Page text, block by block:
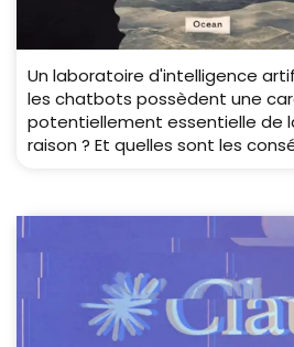
Un laboratoire d'intelligence
les chatbots possèdent une
potentiellement essentielle de
raison ? Et quelles sont les